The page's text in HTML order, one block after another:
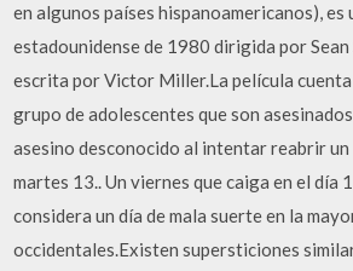
en algunos países hispanoamericanos), es
estadounidense de 1980 dirigida por Sean
escrita por Victor Miller.La película
grupo de adolescentes que son
asesino desconocido al intentar reabrir
martes 13.. Un viernes que caiga en el día
considera un día de mala suerte en la
occidentales.Existen supersticiones